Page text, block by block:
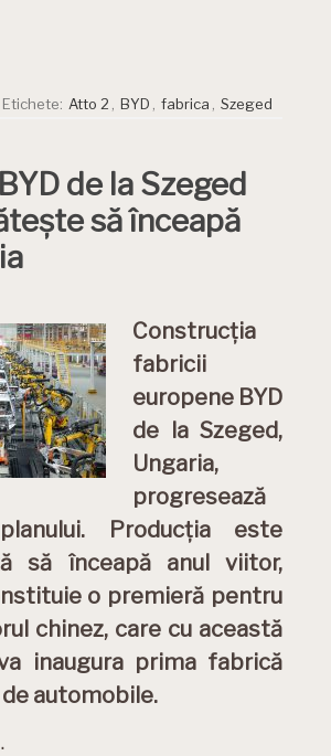
Etichete: Atto 2 BYD fabrica Szeged
de la Szeged
să înceapă
Construcția
fabricii
europene BYD
de la Szeged,
Ungaria,
progresează
Producția este
să înceapă anul viitor,
o premieră pentru
chinez, care cu această
inaugura prima fabrică
automobile.